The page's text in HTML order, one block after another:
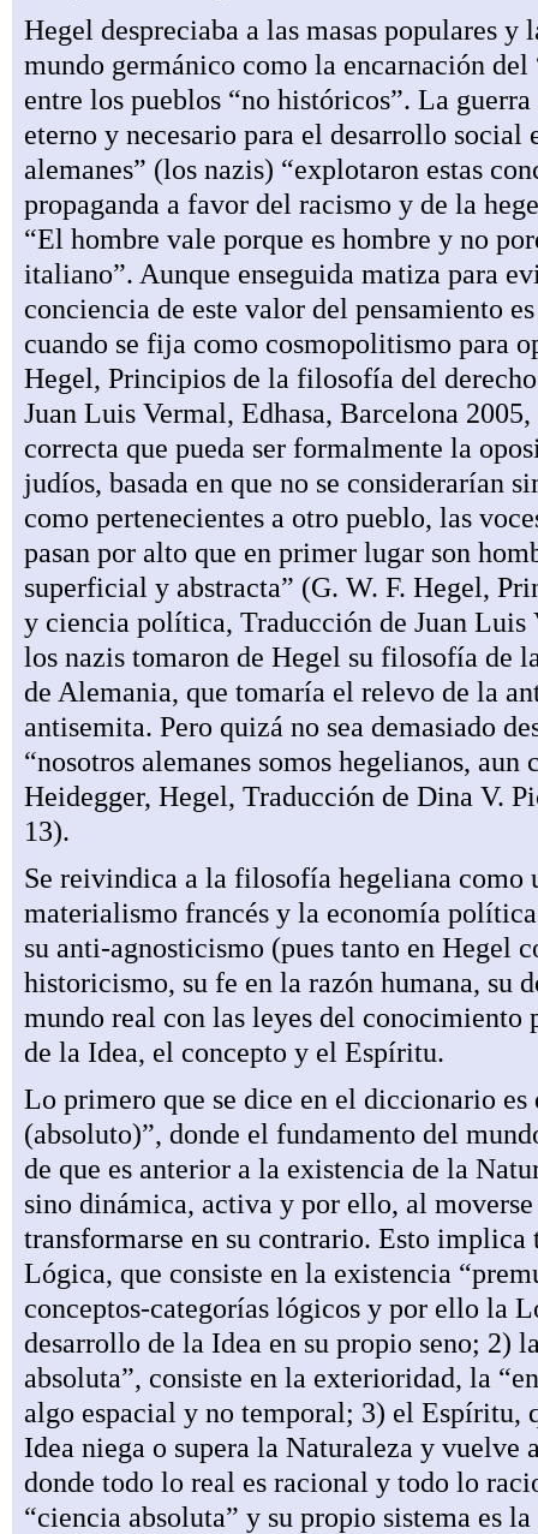
Hegel despreciaba a las masas populares
mundo germánico como la encarnación
entre los pueblos “no históricos”. La
eterno y necesario para el desarrollo
alemanes” (los nazis) “explotaron estas
propaganda a favor del racismo y de la
“El hombre vale porque es hombre y no
italiano”. Aunque enseguida matiza para
conciencia de este valor del pensamiento
cuando se fija como cosmopolitismo para
Hegel, Principios de la filosofía del
Juan Luis Vermal, Edhasa, Barcelona
correcta que pueda ser formalmente la
judíos, basada en que no se considerarían
como pertenecientes a otro pueblo, las
pasan por alto que en primer lugar son
superficial y abstracta” (G. W. F. Hegel,
y ciencia política, Traducción de Juan Luis
los nazis tomaron de Hegel su filosofía de
de Alemania, que tomaría el relevo de la
antisemita. Pero quizá no sea demasiado
“nosotros alemanes somos hegelianos,
Heidegger, Hegel, Traducción de Dina V.
13).
Se reivindica a la filosofía hegeliana como
materialismo francés y la economía
su anti-agnosticismo (pues tanto en Hegel
historicismo, su fe en la razón humana, su
mundo real con las leyes del
de la Idea, el concepto y el Espíritu.
Lo primero que se dice en el diccionario
(absoluto)”, donde el fundamento del
de que es anterior a la existencia de la
sino dinámica, activa y por ello, al
transformarse en su contrario. Esto implica
Lógica, que consiste en la existencia
conceptos-categorías lógicos y por ello la
desarrollo de la Idea en su propio seno; 2)
absoluta”, consiste en la exterioridad, la
algo espacial y no temporal; 3) el Espíritu,
Idea niega o supera la Naturaleza y
donde todo lo real es racional y todo lo
“ciencia absoluta” y su propio sistema es